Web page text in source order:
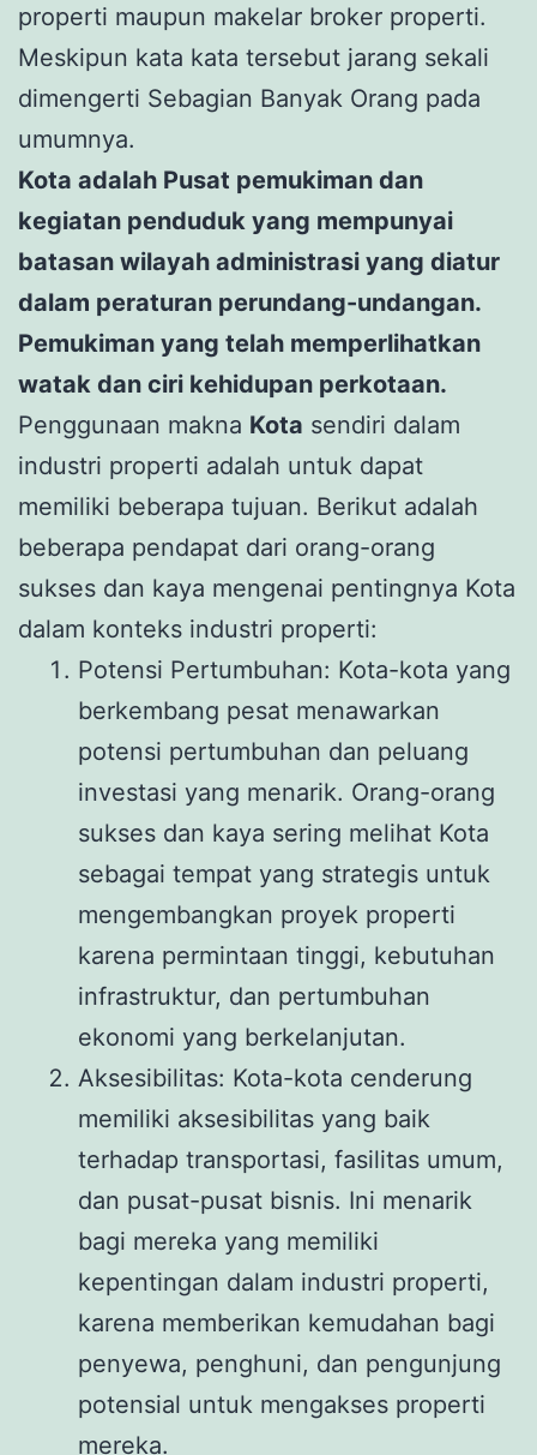
properti maupun makelar broker properti.
Meskipun kata kata tersebut jarang sekali
dimengerti Sebagian Banyak Orang pada
umumnya.
Kota adalah Pusat pemukiman dan
kegiatan penduduk yang mempunyai
batasan wilayah administrasi yang diatur
dalam peraturan perundang-undangan.
Pemukiman yang telah memperlihatkan
watak dan ciri kehidupan perkotaan.
Penggunaan makna Kota sendiri dalam
industri properti adalah untuk dapat
memiliki beberapa tujuan. Berikut adalah
beberapa pendapat dari orang-orang
sukses dan kaya mengenai pentingnya Kota
dalam konteks industri properti:
Potensi Pertumbuhan: Kota-kota yang
berkembang pesat menawarkan
potensi pertumbuhan dan peluang
investasi yang menarik. Orang-orang
sukses dan kaya sering melihat Kota
sebagai tempat yang strategis untuk
mengembangkan proyek properti
karena permintaan tinggi, kebutuhan
infrastruktur, dan pertumbuhan
ekonomi yang berkelanjutan.
Aksesibilitas: Kota-kota cenderung
memiliki aksesibilitas yang baik
terhadap transportasi, fasilitas umum,
dan pusat-pusat bisnis. Ini menarik
bagi mereka yang memiliki
kepentingan dalam industri properti,
karena memberikan kemudahan bagi
penyewa, penghuni, dan pengunjung
potensial untuk mengakses properti
mereka.